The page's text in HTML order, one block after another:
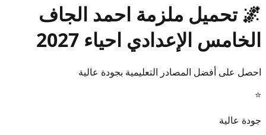
🌌 تحميل ملزمة احمد الجاف
الخامس الإعدادي احياء 2027
احصل على أفضل المصادر التعليمية بجودة عالية
⭐
جودة عالية